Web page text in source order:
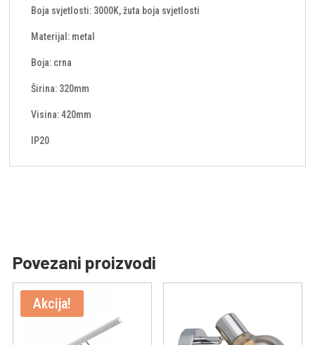
Boja svjetlosti: 3000K, žuta boja svjetlosti
Materijal: metal
Boja: crna
Širina: 320mm
Visina: 420mm
IP20
Povezani proizvodi
Akcija!